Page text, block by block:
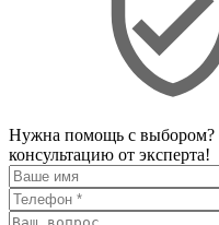
Нужна помощь с выбором?
консультацию от эксперта!